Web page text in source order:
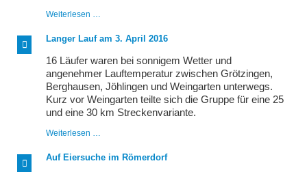
Weiterlesen …
Marathon
und
6
Std.-
Lauf
erfolgreich
Langer Lauf am 3. April 2016
16 Läufer waren bei sonnigem Wetter und
angenehmer Lauftemperatur zwischen Grötzingen,
Berghausen, Jöhlingen und Weingarten unterwegs.
Kurz vor Weingarten teilte sich die Gruppe für eine 25
und eine 30 km Streckenvariante.
Weiterlesen …
am
3.
Auf Eiersuche im Römerdorf